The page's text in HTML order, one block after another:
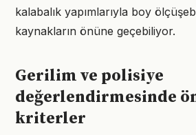
kalabalık yapımlarıyla boy
kaynakların önüne geçebiliyor.
Gerilim ve polisiye
değerlendirmesinde
kriterler